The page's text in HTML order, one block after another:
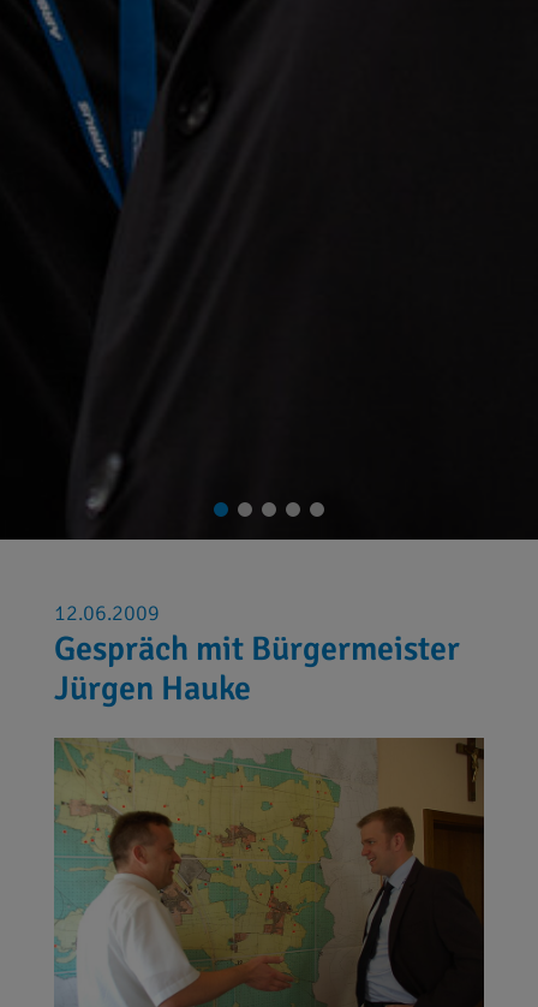
12.06.2009
Gespräch mit Bürgermeister
Jürgen Hauke